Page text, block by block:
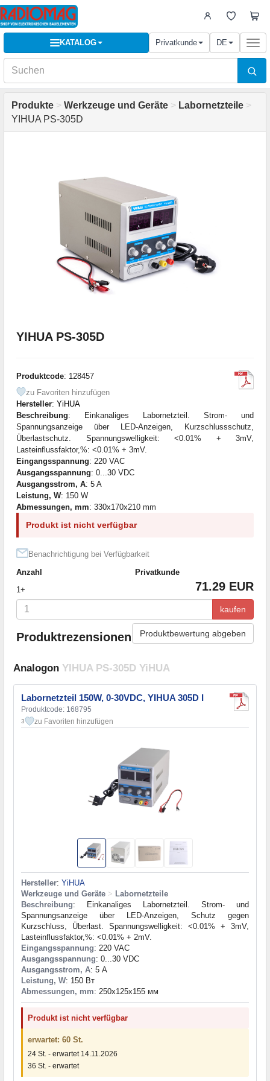
KATALOG Privatkunde DE
Produkte > Werkzeuge und Geräte > Labornetzteile >
YIHUA PS-305D
YIHUA PS-305D
Produktcode: 128457
zu Favoriten hinzufügen
Hersteller: YiHUA
Beschreibung: Einkanaliges Labornetzteil. Strom- und
Spannungsanzeige über LED-Anzeigen, Kurzschlussschutz,
Überlastschutz. Spannungswelligkeit: <0.01% + 3mV,
Lasteinflussfaktor,%: <0.01% + 3mV.
Eingangsspannung: 220 VAC
Ausgangsspannung: 0...30 VDC
Ausgangsstrom, A: 5 A
Leistung, W: 150 W
Abmessungen, mm: 330x170x210 mm
Produkt ist nicht verfügbar
Benachrichtigung bei Verfügbarkeit
Anzahl
Privatkunde
1+
71.29 EUR
kaufen
Produktrezensionen Produktbewertung abgeben
Analogon YIHUA PS-305D YiHUA
Labornetzteil 150W, 0-30VDC, YIHUA 305D I
Produktcode: 168795
3 zu Favoriten hinzufügen
Hersteller: YiHUA
Werkzeuge und Geräte > Labornetzteile
Beschreibung: Einkanaliges Labornetzteil. Strom- und
Spannungsanzeige über LED-Anzeigen, Schutz gegen
Kurzschluss, Überlast. Spannungswelligkeit: <0.01% + 3mV,
Lasteinflussfaktor,%: <0.01% + 2mV.
Eingangsspannung: 220 VAC
Ausgangsspannung: 0...30 VDC
Ausgangsstrom, A: 5 А
Leistung, W: 150 Вт
Abmessungen, mm: 250x125x155 мм
Produkt ist nicht verfügbar
erwartet: 60 St.
24 St. - erwartet 14.11.2026
36 St. - erwartet